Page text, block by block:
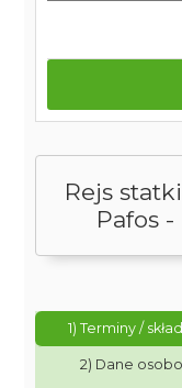
Rejs
Pafos
1) Terminy /
2) Dane